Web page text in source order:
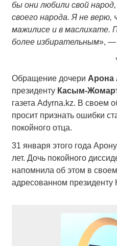
бы они любили свой
своего народа. Я не
мажилисе и в маслихате.
более избирательным», —
Обращение дочери Арона
президенту Касым-
газета Adyrna.kz. В своем
просит признать ошибки
покойного отца.
31 января этого года
лет. Дочь покойного
напомнила об этом в
адресованном президенту